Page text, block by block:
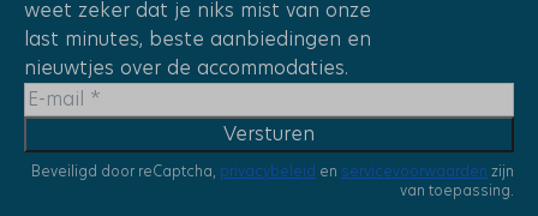
Vakantieparken
Badhotel
weet zeker dat je niks mist van onze
last minutes, beste aanbiedingen en
nieuwtjes over de accommodaties.
Versturen
Beveiligd door reCaptcha, privacybeleid en servicevoorwaarden zijn
van toepassing.